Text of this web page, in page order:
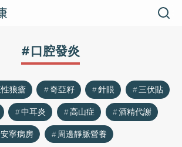
#口腔發炎
狼瘡 奇亞籽 針眼
三伏貼
中耳炎 高山症
酒精代謝
安寧病房
周邊靜脈營養